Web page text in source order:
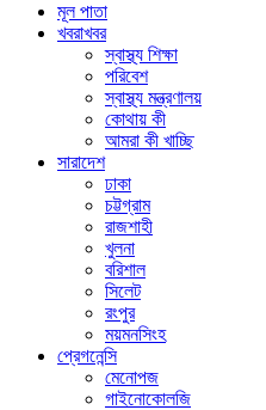
মূল পাতা
খবরাখবর
স্বাস্থ্য শিক্ষা
পরিবেশ
স্বাস্থ্য মন্ত্রণালয়
কোথায় কী
আমরা কী খাচ্ছি
সারাদেশ
ঢাকা
চট্টগ্রাম
রাজশাহী
খুলনা
বরিশাল
সিলেট
রংপুর
ময়মনসিংহ
প্রেগনেন্সি
মেনোপজ
গাইনোকোলজি